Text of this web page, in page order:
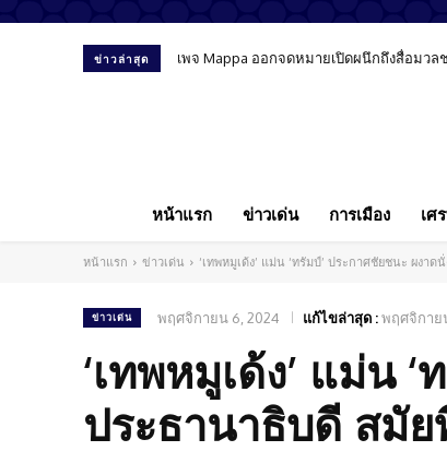
ข่าวล่าสุด เพจ Mappa ออกจดหมายเปิดผนึกถึงสื่อมว
หน้าแรก ข่าวเด่น การเมือง เศ
หน้าแรก ข่าวเด่น ‘เทพหมูเด้ง’ แม่น ‘ทรัมป์’ ประกาศชัยชนะ ผงา
ข่าวเด่น พฤศจิกายน 6, 2024 แก้ไขล่าสุด :พฤศจิกาย
‘เทพหมูเด้ง’ แม่น
ประธานาธิบดี สมัย